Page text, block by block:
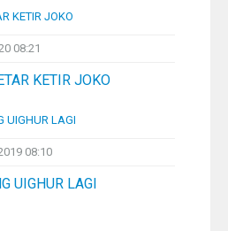
08:21
KETIR JOKO
08:10
UIGHUR LAGI